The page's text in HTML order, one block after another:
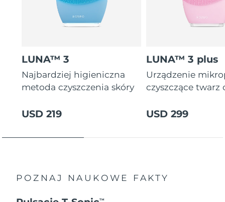
LUNA™ 3
Najbardziej higieniczna
metoda czyszczenia skóry
USD 219
LUNA™ 3 plus
Urządzenie
czyszczące twarz
USD 299
POZNAJ NAUKOWE FAKTY
TM